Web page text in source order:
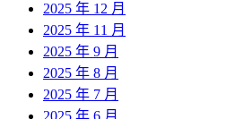
2025 年 12 月
2025 年 11 月
2025 年 9 月
2025 年 8 月
2025 年 7 月